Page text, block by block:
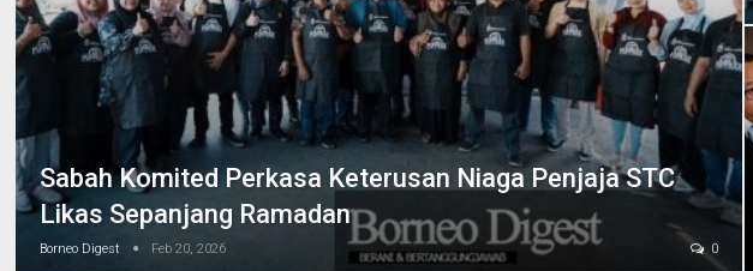
Sabah Komited Perkasa Keterusan Niaga Penjaja STC
Likas Sepanjang Ramadan
Borneo Digest Feb 20, 2026 0